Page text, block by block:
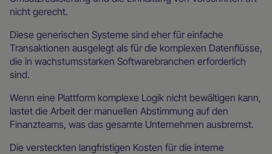
nicht gerecht.
Diese generischen Systeme sind eher für einfache
Transaktionen ausgelegt als für die komplexen Datenflüsse,
die in wachstumsstarken Softwarebranchen erforderlich
sind.
Wenn eine Plattform komplexe Logik nicht bewältigen kann,
lastet die Arbeit der manuellen Abstimmung auf den
Finanzteams, was das gesamte Unternehmen ausbremst.
Die versteckten langfristigen Kosten für die interne